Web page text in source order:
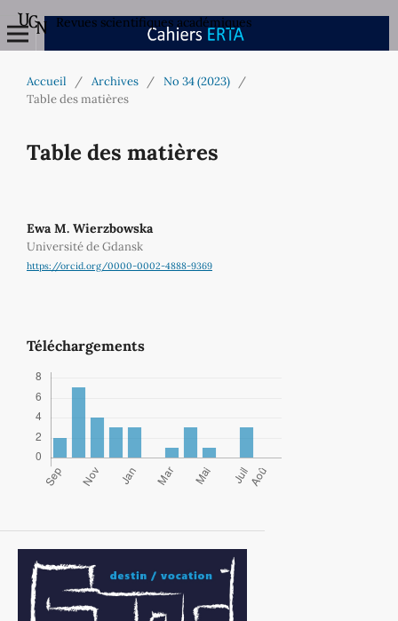
Revues scientifiques académiques
Accueil / Archives / No 34 (2023)
/
Table des matières
Table des matières
Ewa M. Wierzbowska
Université de Gdansk
https://orcid.org/0000-0002-4888-9369
Téléchargements